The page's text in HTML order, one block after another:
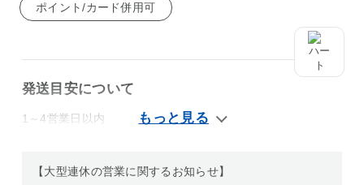
ポイント/カード併用可
発送目安について
1～4営業日以内
【大型連休の営業に関するお知らせ】